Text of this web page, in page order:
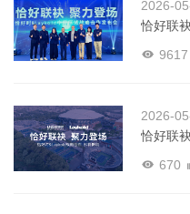
2026-
恰好联
区域战
9617
2026-
恰好联
会即将启
670